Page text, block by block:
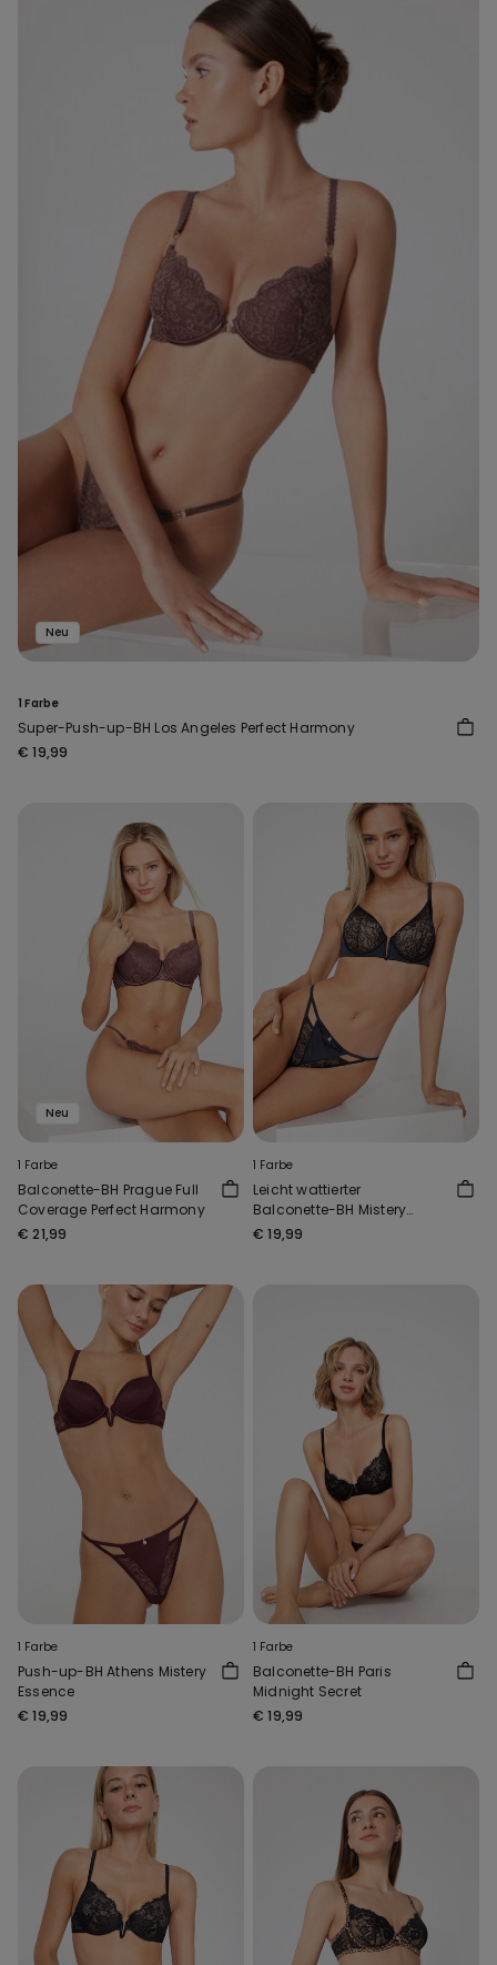
Neu
1 Farbe
Super-Push-up-BH Los Angeles Perfect Harmony
€ 19,99
Neu
1 Farbe
Balconette-BH Prague Full
Coverage Perfect Harmony
€ 21,99
1 Farbe
Leicht wattierter
Balconette-BH Mistery
Essence
€ 19,99
1 Farbe
Push-up-BH Athens Mistery
Essence
€ 19,99
1 Farbe
Balconette-BH Paris
Midnight Secret
€ 19,99